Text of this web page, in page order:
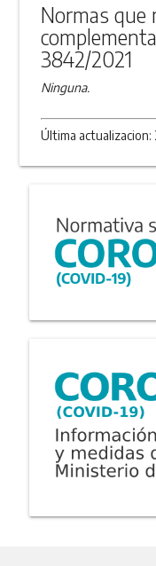
Normas que
3842/2021
Ninguna.
Última actualizacion: